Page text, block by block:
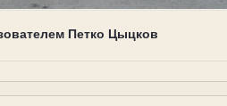
Петко Цыцков